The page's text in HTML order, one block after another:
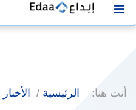
أنت هنا: الرئيسية الأخبار